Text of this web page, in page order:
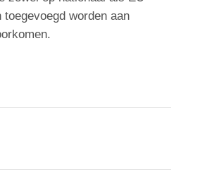
worden aan